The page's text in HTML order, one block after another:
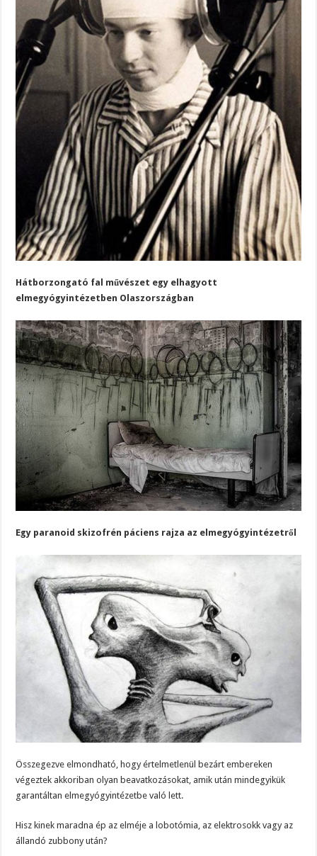
Hátborzongató fal művészet egy elhagyott
elmegyógyintézetben Olaszországban
Egy paranoid skizofrén páciens rajza az elmegyógyintézetről
Összegezve elmondható, hogy értelmetlenül bezárt embereken
végeztek akkoriban olyan beavatkozásokat, amik után mindegyikük
garantáltan elmegyógyintézetbe való lett.
Hisz kinek maradna ép az elméje a lobotómia, az elektrosokk vagy az
állandó zubbony után?